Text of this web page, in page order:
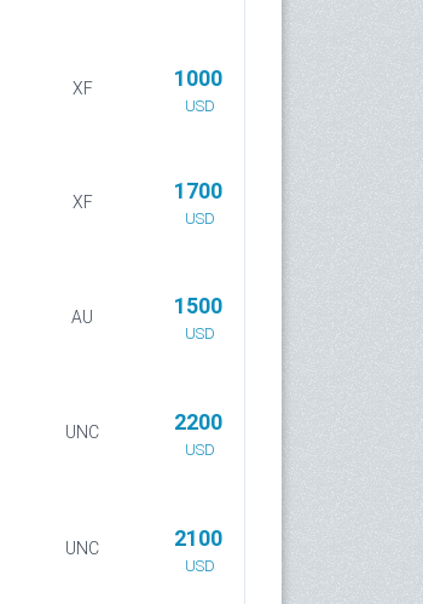
XF 1000
USD
XF 1700
USD
AU 1500
USD
UNC 2200
USD
UNC 2100
USD